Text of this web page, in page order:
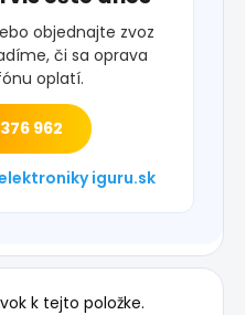
objednajte zvoz
či sa oprava
oplatí.
962
iguru.sk
k tejto položke.